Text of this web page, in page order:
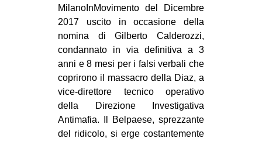
GENERI
MIGRAZIONI
PRECARIATO
REPRESSIONE
STUDENTI
CULTURE
ARTE
MilanoInMovimento del Dicembre
2017 uscito in occasione della
nomina di Gilberto Calderozzi,
condannato in via definitiva a 3
anni e 8 mesi per i falsi verbali che
coprirono il massacro della Diaz, a
vice-direttore tecnico operativo
della Direzione Investigativa
Antimafia. Il Belpaese, sprezzante
del ridicolo, si erge costantemente